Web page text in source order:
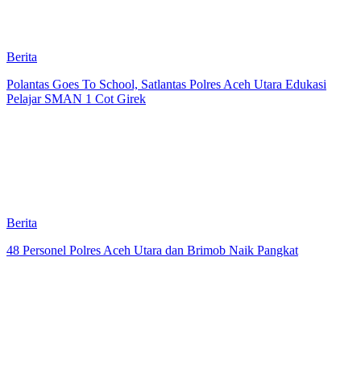
Berita
Polantas Goes To School, Satlantas Polres Aceh Utara Edukasi
Pelajar SMAN 1 Cot Girek
Berita
48 Personel Polres Aceh Utara dan Brimob Naik Pangkat